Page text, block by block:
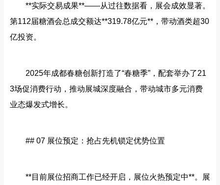
**实际交易成果**——从过往数据看，展会成效显著。
第112届糖酒会总成交额达**319.78亿元**，带动酒类超30
亿投资。
2025年成都春糖创新打造了“春糖季”，配套举办了21
3场促消费行动，推动展城深度融合，带动城市多元消费
业态爆发式增长。
## 07 展位预定：抢占先机锁定优势位置
**目前展位招商工作已经开启，展位火热预定中**。展